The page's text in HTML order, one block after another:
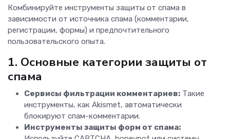
Комбинируйте инструменты защиты от спама в
зависимости от источника спама (комментарии,
регистрации, формы) и предпочтительного
пользовательского опыта.
1. Основные категории защиты от
спама
Сервисы фильтрации комментариев: Такие
инструменты, как Akismet, автоматически
блокируют спам-комментарии.
Инструменты защиты форм от спама: